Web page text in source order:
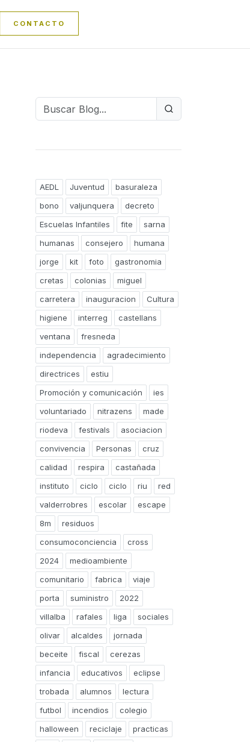
CONTACTO
AEDL Juventud
basuraleza
bono
valjunquera
decreto
Escuelas Infantiles
fite
sarna
humanas
consejero
humana
jorge
kit foto
gastronomia
cretas
colonias
miguel
carretera
inauguracion
Cultura
higiene
interreg
castellans
ventana
fresneda
independencia
agradecimiento
directrices
estiu
Promoción y comunicación
ies
voluntariado
nitrazens
made
riodeva
festivals
asociacion
convivencia
Personas
cruz
calidad
respira
castañada
instituto
ciclo ciclo riu
red
valderrobres
escolar
escape
8m
residuos
consumoconciencia
cross
2024
medioambiente
comunitario
fabrica
viaje
porta
suministro
2022
villalba
rafales liga
sociales
olivar
alcaldes
jornada
beceite
fiscal
cerezas
infancia
educativos
eclipse
trobada
alumnos
lectura
futbol
incendios
colegio
halloween
reciclaje
practicas